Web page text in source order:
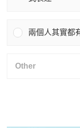
兩個人其實都